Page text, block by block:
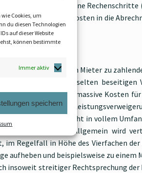
Cookies, um
du diesen Technologien
auf dieser Website
können bestimmte
Immer aktiv
speichern
vorgenommene Rechenschritte
Kosten als Gesamtkosten in die
besteht, ist die vom Mieter zu
abhängig. Nicht selten beseitigen
wäre oder massive Kosten
ein weitergehendes
nicht in vollem
zu bewegen. Allgemein wird
Regelfall in Höhe des Vierfachen der
aufheben und beispielsweise zu einem
insoweit streitiger Rechtsprechung